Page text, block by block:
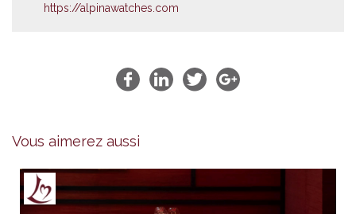
https://alpinawatches.com
Vous aimerez aussi